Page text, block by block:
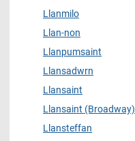
Llanmilo
Llan-non
Llanpumsaint
Llansadwrn
Llansaint
Llansaint (Broadway)
Llansteffan